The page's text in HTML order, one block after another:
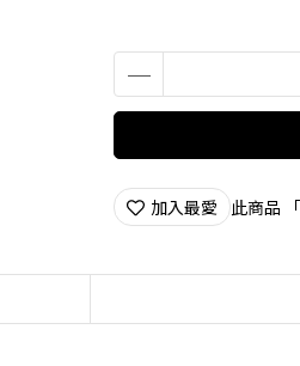
加入最愛 此商品